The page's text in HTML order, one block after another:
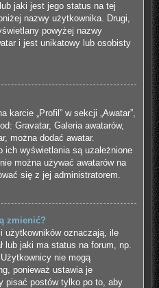
jaki jest jego status na tej
nazwy użytkownika. Drugi,
powyżej nazwy
i jest unikatowy lub osobisty
karcie „Profil” w sekcji „Awatar”,
Gravatar, Galeria awatarów,
można dodać awatar.
ich wyświetlania są uzależnione
można używać awatarów na
się z jej administratorem.
zmienić?
użytkowników oznaczają, ile
lub jaki ma status na forum, np.
nie mogą
ponieważ ustawia je
pisać postów tylko po to, aby